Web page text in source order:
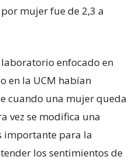
mujer fue de 2,3 a
enfocado en
en la UCM habían
cuando una mujer queda
vez se modifica una
importante para la
los sentimientos de